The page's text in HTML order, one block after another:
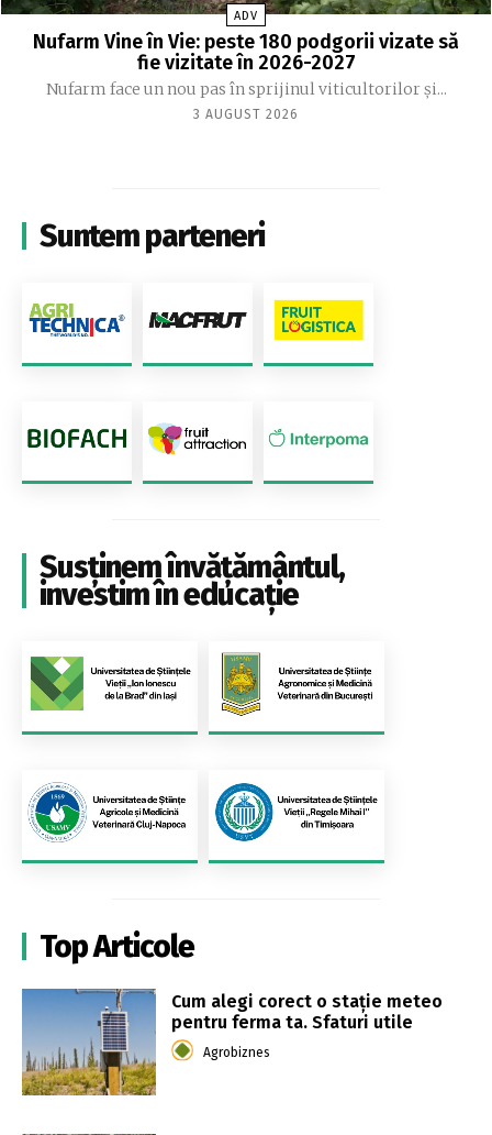
ADV
Nufarm Vine în Vie: peste 180 podgorii vizate să
fie vizitate în 2026-2027
Nufarm face un nou pas în sprijinul viticultorilor și...
3 AUGUST 2026
Suntem parteneri
Susținem învățământul,
investim în educație
Top Articole
Cum alegi corect o stație meteo
pentru ferma ta. Sfaturi utile
Agrobiznes